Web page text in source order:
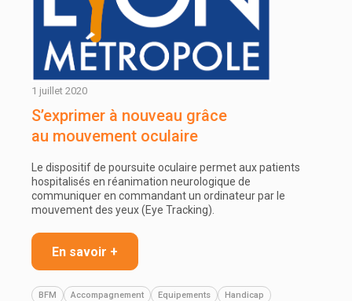
1 juillet 2020
S’exprimer à nouveau grâce
au mouvement oculaire
Le dispositif de poursuite oculaire permet aux patients
hospitalisés en réanimation neurologique de
communiquer en commandant un ordinateur par le
mouvement des yeux (Eye Tracking).
En savoir +
BFM Accompagnement Equipements Handicap